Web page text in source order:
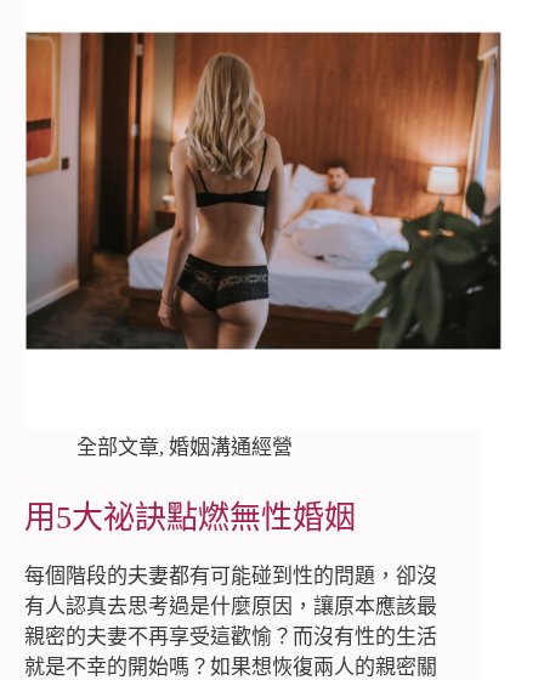
全部文章, 婚姻溝通經營
用5大祕訣點燃無性婚姻
每個階段的夫妻都有可能碰到性的問題，卻沒
有人認真去思考過是什麼原因，讓原本應該最
親密的夫妻不再享受這歡愉？而沒有性的生活
就是不幸的開始嗎？如果想恢復兩人的親密關